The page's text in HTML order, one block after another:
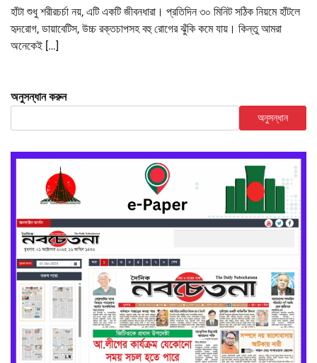
হাঁটা শুধু শরীরচর্চা নয়, এটি একটি জীবনধারা। প্রতিদিন ৩০ মিনিট সঠিক নিয়মে হাঁটলে
হৃদরোগ, ডায়াবেটিস, উচ্চ রক্তচাপসহ বহু রোগের ঝুঁকি কমে যায়। কিন্তু আমরা
অনেকেই […]
অনুসন্ধান করুন
অনুসন্ধান